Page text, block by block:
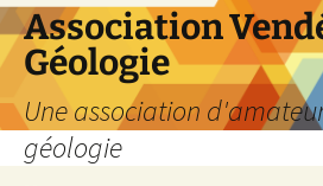
Aller
au
contenu
Association
Géologie
Une association
géologie